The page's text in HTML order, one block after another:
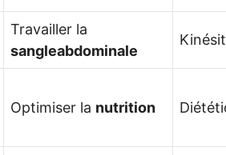
Travailler la
sangleabdominale
Optimiser la nutrition